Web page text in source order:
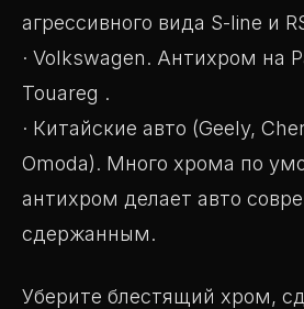
агрессивного вида S-line и
· Volkswagen. Антихром на
Touareg .
· Китайские авто (Geely,
Omoda). Много хрома по
антихром делает авто
сдержанным.
Уберите блестящий хром,